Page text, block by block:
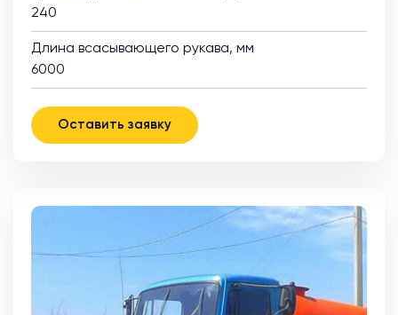
240
Длина всасывающего рукава, мм
6000
Оставить заявку